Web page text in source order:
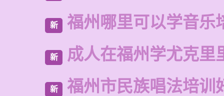
新 福州哪里可以学音乐
新 成人在福州学尤克里
新 福州市民族唱法培训